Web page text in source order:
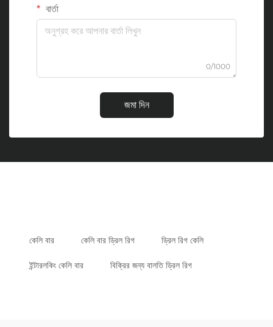
বার্তা
0/1000
জমা দিন
কেলি বার কেলি বার ড্রিল রিগ ড্রিল রিগ কেলি
ইন্টারলকিং কেলি বার বিক্রির জন্য বালতি ড্রিল রিগ